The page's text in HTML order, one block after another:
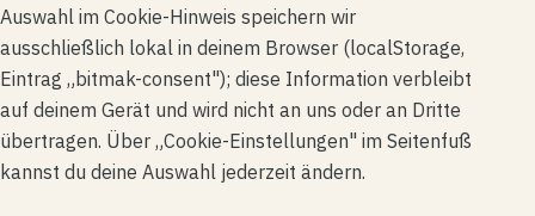
Auswahl im Cookie-Hinweis speichern wir
ausschließlich lokal in deinem Browser (localStorage,
Eintrag „bitmak-consent"); diese Information verbleibt
auf deinem Gerät und wird nicht an uns oder an Dritte
übertragen. Über „Cookie-Einstellungen" im Seitenfuß
kannst du deine Auswahl jederzeit ändern.